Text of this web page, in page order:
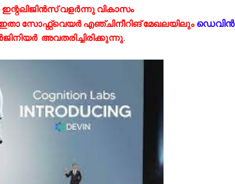
ഇന്റലിജിൻസ് വളർന്നു വികാസം
സോഫ്റ്റ്‌വെയർ എഞ്ചിനീറിങ് മേഖലയിലുംഡെവിൻ
അവതരിച്ചിരിക്കുന്നു.